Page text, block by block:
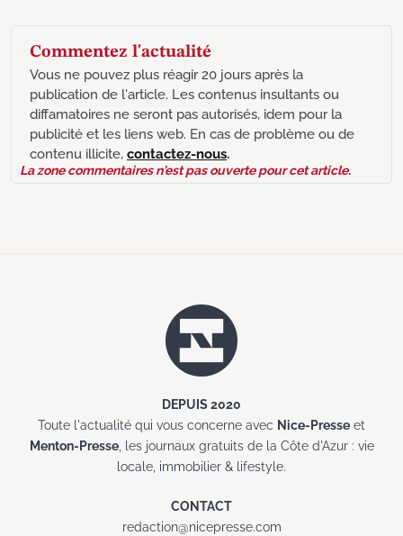
Commentez l'actualité
Vous ne pouvez plus réagir 20 jours après la
publication de l'article. Les contenus insultants ou
diffamatoires ne seront pas autorisés, idem pour la
publicité et les liens web. En cas de problème ou de
contenu illicite, contactez-nous.
La zone commentaires n'est pas ouverte pour cet article.
DEPUIS 2020
Toute l'actualité qui vous concerne avec Nice-Presse et
Menton-Presse, les journaux gratuits de la Côte d'Azur : vie
locale, immobilier & lifestyle.
CONTACT
redaction@nicepresse.com